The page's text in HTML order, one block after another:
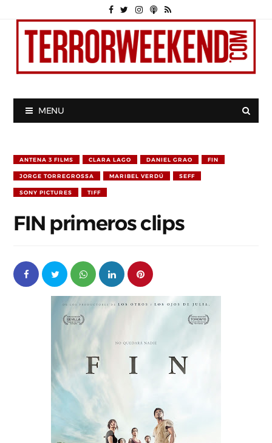
MENU
ANTENA 3 FILMS CLARA LAGO DANIEL GRAO FIN
JORGE TORREGROSSA MARIBEL VERDÚ SEFF
SONY PICTURES TIFF
FIN primeros clips